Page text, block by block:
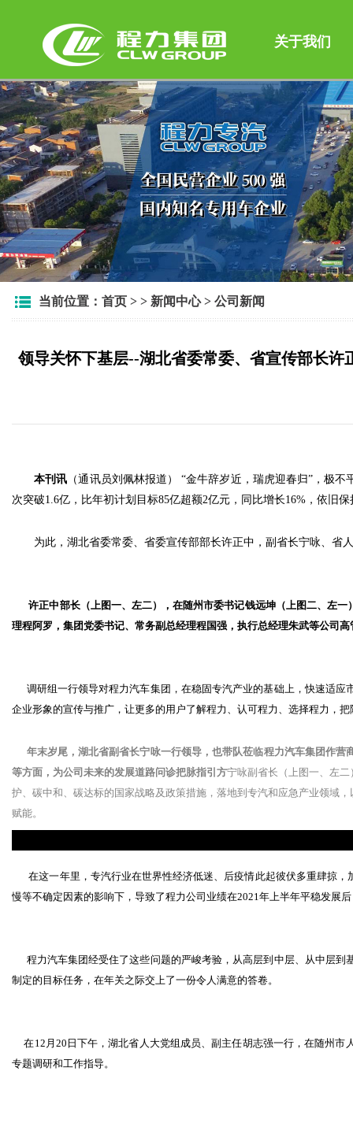
关于我们
当前位置： 首页 > > 新闻中心> 公司新闻
领导关怀下基层--湖北省委常委、省宣传部长
本刊讯 （通讯员刘佩林报道） “金牛辞岁近，瑞虎迎春归”，极
次突破1.6亿，比年初计划目标85亿超额2亿元，同比增长16%，依旧
为此，湖北省委常委、省委宣传部部长许正中，副省长宁咏、省
许正中部长（上图一、左二），在随州市委书记钱远坤（上图二、左
理程阿罗，集团党委书记、常务副总经理程国强，执行总经理朱武等公司
调研组一行领导对程力汽车集团，在稳固专汽产业的基础上，快速适应
企业形象的宣传与推广，让更多的用户了解程力、认可程力、选择程力，
年末岁尾，湖北省副省长宁咏一行领导，也带队莅临程力汽车集团作
等方面，为公司未来的发展道路问诊把脉指引方宁咏副省长（上图一、左
护、碳中和、碳达标的国家战略及政策措施，落地到专汽和应急产业领域
赋能。
在这一年里，专汽行业在世界性经济低迷、后疫情此起彼伏多重肆掠，
慢等不确定因素的影响下，导致了程力公司业绩在2021年上半年平稳发展
程力汽车集团经受住了这些问题的严峻考验，从高层到中层、从中层到
制定的目标任务，在年关之际交上了一份令人满意的答卷。
在12月20日下午，湖北省人大党组成员、副主任胡志强一行，在随州市
专题调研和工作指导。